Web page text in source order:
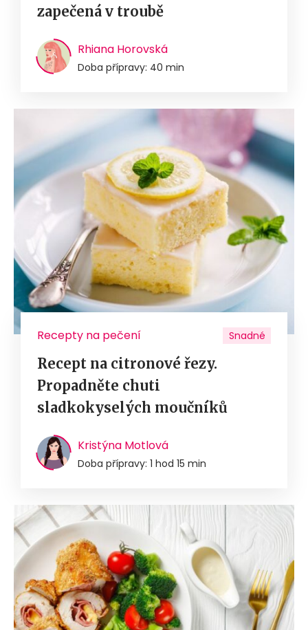
zapečená v troubě
Rhiana Horovská
Doba přípravy: 40 min
Recepty na pečení Snadné
Recept na citronové řezy.
Propadněte chuti
sladkokyselých moučníků
Kristýna Motlová
Doba přípravy: 1 hod 15 min